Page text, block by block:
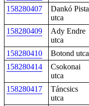
158280407
Dankó Pista
utca
158280409
Ady Endre
utca
158280410 Botond utca
158280414
Csokonai
utca
158280417
Táncsics
utca